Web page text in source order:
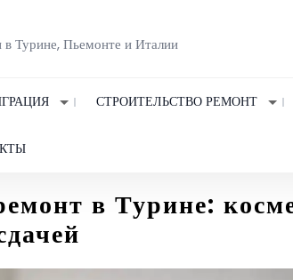
Турине, Пьемонте и Италии
СТРОИТЕЛЬСТВО РЕМОНТ
в Турине: